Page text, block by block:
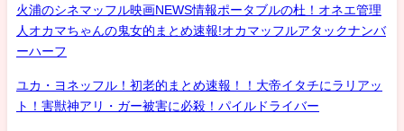
火浦のシネマッフル映画NEWS情報ポータブルの杜！オネエ管理
人オカマちゃんの鬼女的まとめ速報!オカマッフルアタックナンバ
ーハーフ
ユカ・ヨネッフル！初老的まとめ速報！！大帝イタチにラリアッ
ト！害獣神アリ・ガー被害に必殺！パイルドライバー